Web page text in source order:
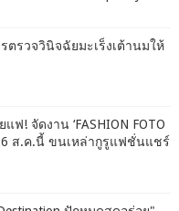
ตรวจวินิจฉัยมะเร็งเต้านมให้
ฟ! จัดงาน ‘FASHION FOTO
26 ส.ค.นี้ ขนเหล่ากูรูแฟชั่นแชร์